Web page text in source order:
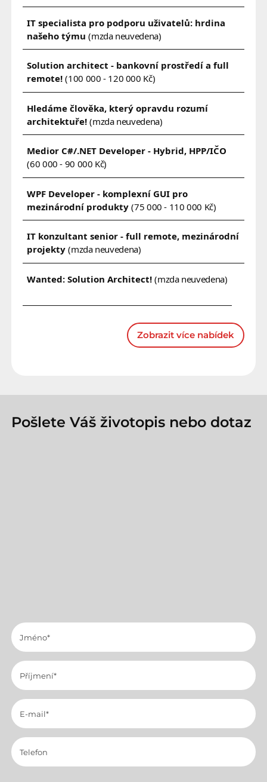
IT specialista pro podporu uživatelů: hrdina
našeho týmu (mzda neuvedena)
Solution architect - bankovní prostředí a full
remote! (100 000 - 120 000 Kč)
Hledáme člověka, který opravdu rozumí
architektuře! (mzda neuvedena)
Medior C#/.NET Developer - Hybrid, HPP/IČO
(60 000 - 90 000 Kč)
WPF Developer - komplexní GUI pro
mezinárodní produkty (75 000 - 110 000 Kč)
IT konzultant senior - full remote, mezinárodní
projekty (mzda neuvedena)
Wanted: Solution Architect! (mzda neuvedena)
Zobrazit více nabídek
Pošlete Váš životopis nebo dotaz